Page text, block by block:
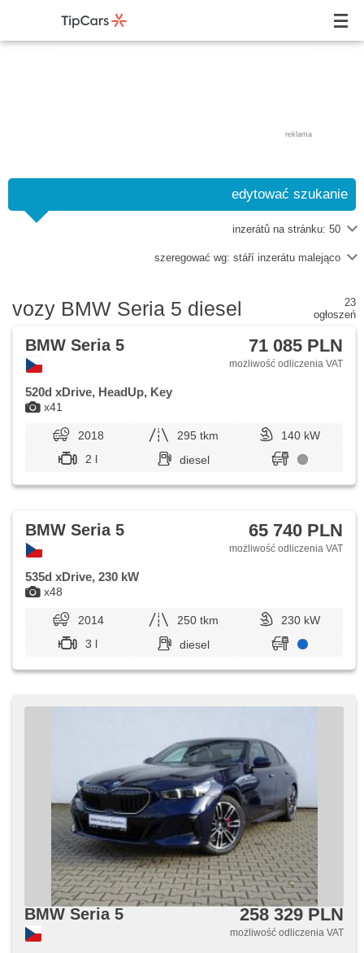
reklama
edytować szukanie
inzerátů na stránku: 50
szeregować wg: stáří inzerátu malejąco
vozy BMW Seria 5 diesel
23
ogłoszeń
x41
BMW Seria 5 71 085 PLN
możliwość odliczenia VAT
520d xDrive, HeadUp, Key
2018 295 tkm
140 kW
2 l
diesel
x48
BMW Seria 5 65 740 PLN
możliwość odliczenia VAT
535d xDrive, 230 kW
2014 250 tkm
230 kW
3 l
diesel
BMW Seria 5 258 329 PLN
możliwość odliczenia VAT